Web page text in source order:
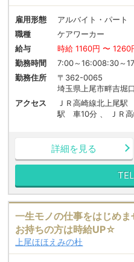
雇用形態
アルバイト・パート
職種
ケアワーカー
給与
時給 1160円 〜 1260
勤務時間
7:00～16:008:30～
勤務住所
〒362-0065
埼玉県上尾市畔吉堀
アクセス
ＪＲ高崎線北上尾
駅 車10分 、 ＪＲ
詳細を見る
一生モノの仕事をはじめ
お持ちの方は時給UP☆
上尾ほほえみの杜